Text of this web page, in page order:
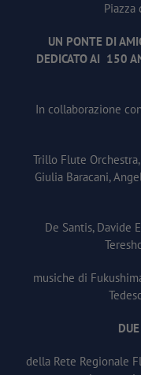
Piazza
UN PONTE DI
DEDICATO AI 150
In collaborazione
Trillo Flute
Giulia Baracani,
De Santis, Davide
musiche di
della Rete Regionale